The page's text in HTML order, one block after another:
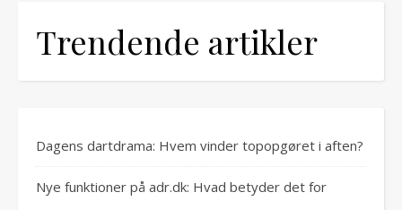
Trendende artikler
Dagens dartdrama: Hvem vinder topopgøret i aften?
Nye funktioner på adr.dk: Hvad betyder det for